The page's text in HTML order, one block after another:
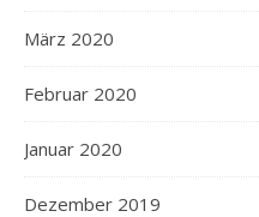
März 2020
Februar 2020
Januar 2020
Dezember 2019